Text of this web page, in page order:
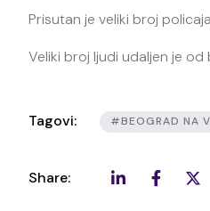
Prisutan je veliki broj
Veliki broj ljudi udaljen je
Tagovi: #BEOGRAD NA
Share: